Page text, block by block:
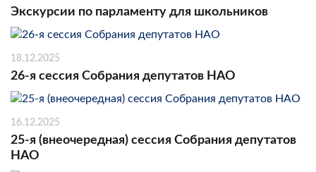
Экскурсии по парламенту для школьников
18.12.2025
26-я сессия Собрания депутатов НАО
16.12.2025
25-я (внеочередная) сессия Собрания депутатов
НАО